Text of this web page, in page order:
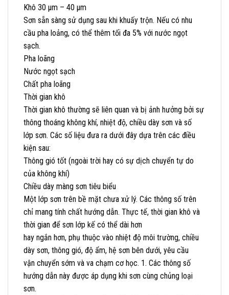
Khô 30 µm – 40 µm
Sơn sẵn sàng sử dụng sau khi khuấy trộn. Nếu có nhu
cầu pha loảng, có thể thêm tối đa 5% với nước ngọt
sạch.
Pha loãng
Nước ngọt sạch
Chất pha loãng
Thời gian khô
Thời gian khô thường sẽ liên quan và bị ảnh hưởng bởi sự
thông thoáng không khí, nhiệt độ, chiều dày sơn và số
lớp sơn. Các số liệu đưa ra dưới đây dựa trên các điều
kiện sau:
Thông gió tốt (ngoài trời hay có sự dịch chuyển tự do
của không khí)
Chiều dày màng sơn tiêu biểu
Một lớp sơn trên bề mặt chưa xử lý. Các thông số trên
chỉ mang tính chất hướng dẫn. Thực tế, thời gian khô và
thời gian để sơn lớp kế có thể dài hơn
hay ngắn hơn, phụ thuộc vào nhiệt độ môi trường, chiều
dày sơn, thông gió, độ ẩm, hệ sơn bên dưới, yêu cầu
vận chuyển sớm và va chạm cơ học. 1. Các thông số
hướng dẫn này được áp dụng khi sơn cùng chủng loại
sơn.